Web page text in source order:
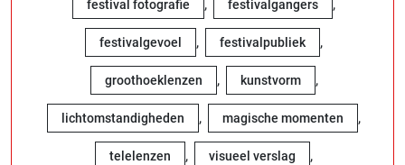
festival fotografie , festivalgangers ,
festivalgevoel , festivalpubliek ,
groothoeklenzen , kunstvorm ,
lichtomstandigheden , magische momenten ,
telelenzen , visueel verslag ,